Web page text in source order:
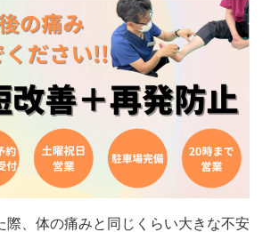
際、体の痛みと同じくらい大きな不安